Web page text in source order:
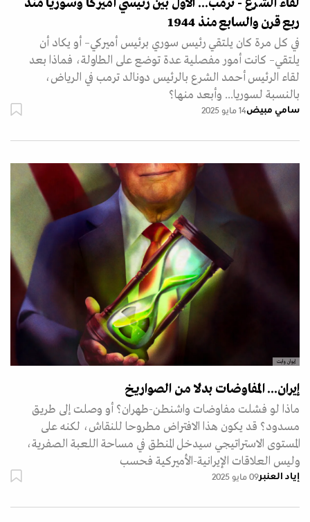
ربع قرن والسابع منذ 1944
في كل مرة كان يلتقي رئيس سوري برئيس أميركي– أو يكاد أن
يلتقي– كانت أمور مفصلية عدة توضع على الطاولة، فماذا بعد
لقاء الرئيس أحمد الشرع بالرئيس دونالد ترمب في الرياض،
بالنسبة لسوريا... وأبعد منها؟
سامي مبيض14 مايو 2025
إيوان وايت
إيران... المفاوضات بدلا من الصواريخ
ماذا لو فشلت مفاوضات واشنطن-طهران؟ أو وصلت إلى طريق
مسدود؟ قد يكون هذا الافتراض مطروحا للنقاش، لكنه على
المستوى الاستراتيجي سيدخل المنطق في مساحة اللعبة الصفرية،
وليس العلاقات الإيرانية-الأميركية فحسب
إياد العنبر09 مايو 2025